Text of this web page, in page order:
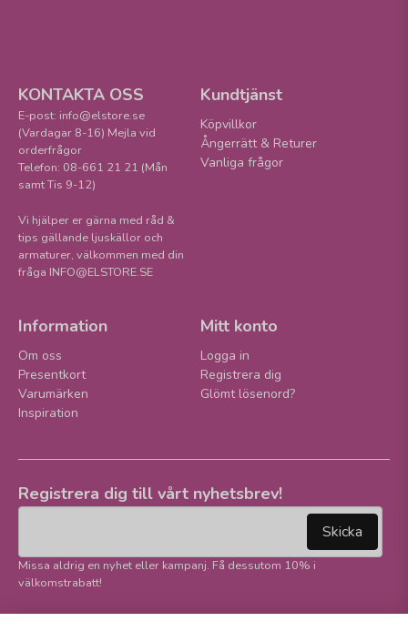
KONTAKTA OSS
E-post: info@elstore.se
(Vardagar 8-16) Mejla vid
orderfrågor
Telefon: 08-661 21 21 (Mån
samt Tis 9-12)
Vi hjälper er gärna med råd &
tips gällande ljuskällor och
armaturer, välkommen med din
fråga INFO@ELSTORE.SE
Kundtjänst
Köpvillkor
Ångerrätt & Returer
Vanliga frågor
Information
Om oss
Presentkort
Varumärken
Inspiration
Mitt konto
Logga in
Registrera dig
Glömt lösenord?
Registrera dig till vårt nyhetsbrev!
Skicka
Missa aldrig en nyhet eller kampanj. Få dessutom 10% i
välkomstrabatt!